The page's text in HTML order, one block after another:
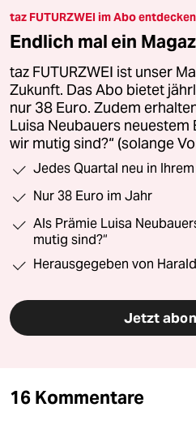
taz FUTURZWEI im Abo entdecken
Endlich mal ein
taz FUTURZWEI ist unser
Zukunft. Das Abo bietet
nur 38 Euro. Zudem
Luisa Neubauers neuestem
wir mutig sind?“ (solange
Jedes Quartal neu in
Nur 38 Euro im Jahr
Als Prämie Luisa
mutig sind?“
Herausgegeben von
Jetzt
16 Kommentare